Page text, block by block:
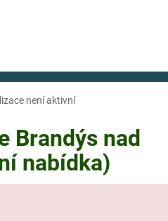
není aktivní
Brandýs nad
nabídka)